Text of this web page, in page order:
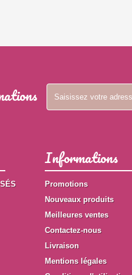
Informations
Promotions
Nouveaux produits
Meilleures ventes
Contactez-nous
Livraison
Mentions légales